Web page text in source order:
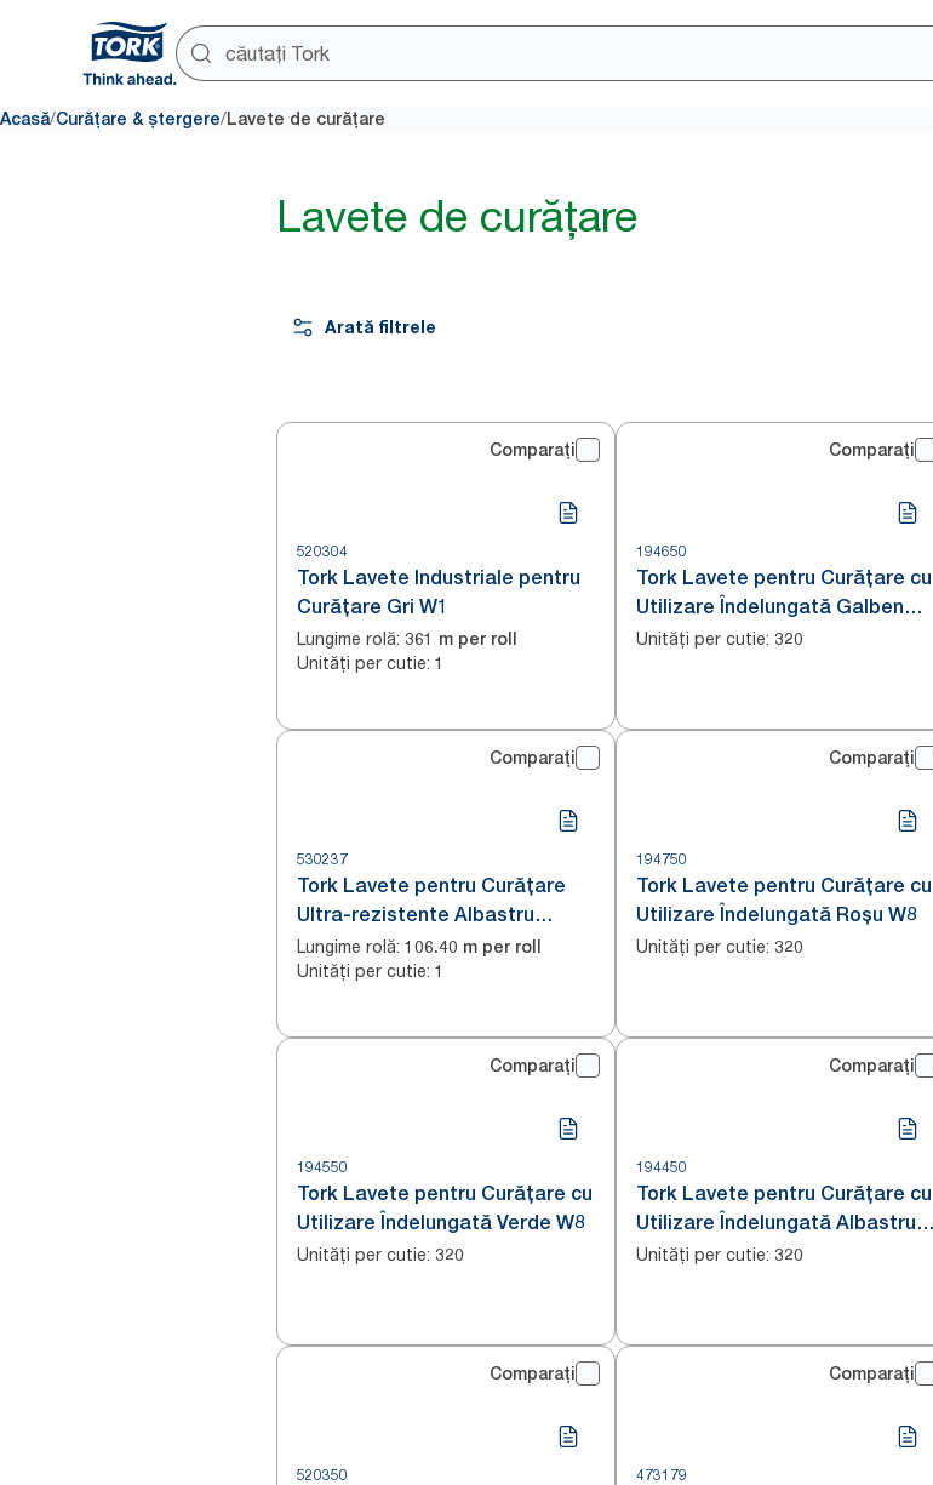
Acasă/Curățare & ștergere/Lavete de curățare
Lavete de curățare
Arată filtrele
Comparați
520304
Tork Lavete Industriale pentru
Curățare Gri W1
Lungime rolă: 361 m per roll
Unități per cutie: 1
Comparați
194650
Tork Lavete pentru Curățare cu
Utilizare Îndelungată Galben
W8
Unități per cutie: 320
Comparați
530237
Tork Lavete pentru Curățare
Ultra-rezistente Albastru
W1/2/3
Lungime rolă: 106.40 m per roll
Unități per cutie: 1
Comparați
194750
Tork Lavete pentru Curățare cu
Utilizare Îndelungată Roșu W8
Unități per cutie: 320
Comparați
194550
Tork Lavete pentru Curățare cu
Utilizare Îndelungată Verde W8
Unități per cutie: 320
Comparați
194450
Tork Lavete pentru Curățare cu
Utilizare Îndelungată Albastru
W8
Unități per cutie: 320
Comparați
520350
Comparați
473179